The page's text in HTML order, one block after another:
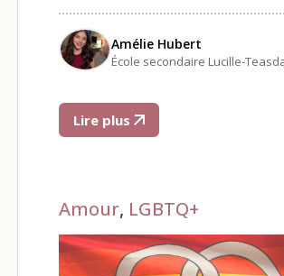
Amélie Hubert
École secondaire Lucille-
Lire plus
Amour, LGBTQ+